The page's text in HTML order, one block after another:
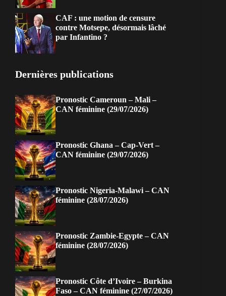
CAF : une motion de censure
contre Motsepe, désormais lâché
par Infantino ?
Dernières publications
Pronostic Cameroun – Mali –
CAN féminine (29/07/2026)
Pronostic Ghana – Cap-Vert –
CAN féminine (29/07/2026)
Pronostic Nigeria-Malawi – CAN
féminine (28/07/2026)
Pronostic Zambie-Egypte – CAN
féminine (28/07/2026)
Pronostic Côte d’Ivoire – Burkina
Faso – CAN féminine (27/07/2026)